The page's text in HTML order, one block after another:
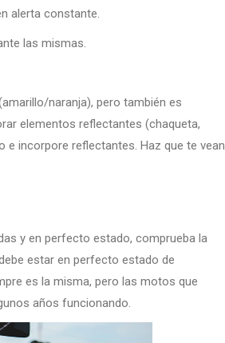
alerta constante.
las mismas.
naranja), pero también es
elementos reflectantes (chaqueta,
incorpore reflectantes. Haz que te vean
y en perfecto estado, comprueba la
estar en perfecto estado de
es la misma, pero las motos que
años funcionando.